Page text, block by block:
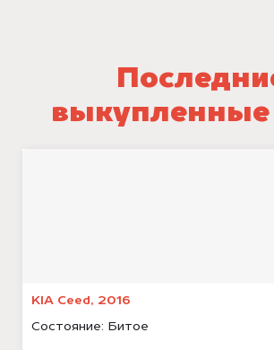
выкупленные
KIA Ceed, 2016
Состояние: Битое